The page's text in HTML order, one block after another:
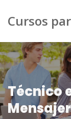
Cursos
Técnico